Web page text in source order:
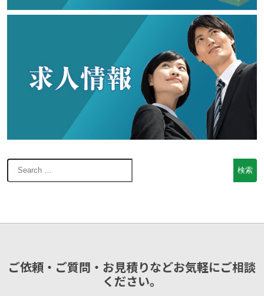
ご依頼・ご質問・お見積りなどお気軽にご相談
ください。